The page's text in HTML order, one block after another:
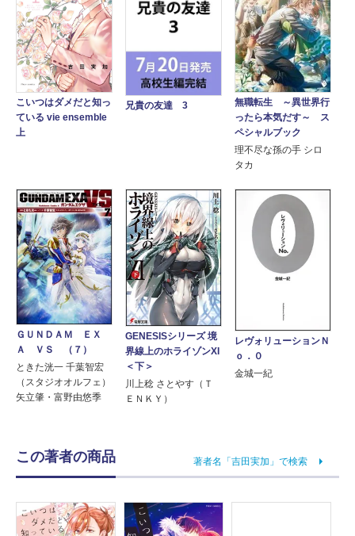
こいつはダメだと知っ
ている vie ensemble
上
兄貴の友達 3
無職転生 ～異世界行
ったら本気だす～ ス
ペシャルブック
理不尽な孫の手 シロ
タカ
ＧＵＮＤＡＭ ＥＸ
Ａ ＶＳ （７）
ときた洸一 千葉智宏
（スタジオオルフェ）
矢立肇・富野由悠季
GENESISシリーズ 境
界線上のホライゾンXI
＜下＞
川上稔 さとやす（Ｔ
ＥＮＫＹ）
レヴォリューションＮ
ｏ．０
金城一紀
この著者の商品 著者名「吉田実加」で検索